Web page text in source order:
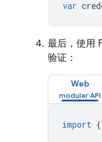
var
最后，使用
验证：
Web
import {